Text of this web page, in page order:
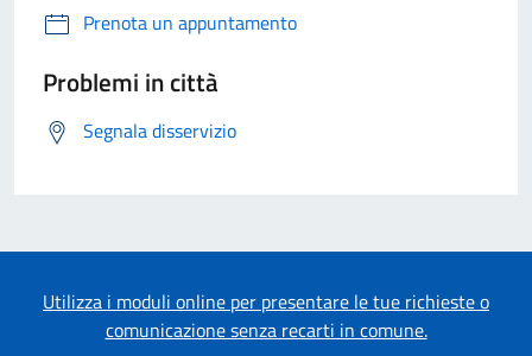
Prenota un appuntamento
Problemi in città
Segnala disservizio
Utilizza i moduli online per presentare le tue richieste o
comunicazione senza recarti in comune.